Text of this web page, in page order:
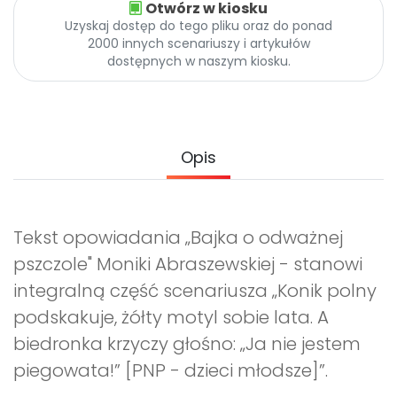
Archiwalne numery
Pomoc
Promocje
Otwórz w kiosku
Uzyskaj dostęp do tego pliku oraz do ponad
2000 innych scenariuszy i artykułów
dostępnych w naszym kiosku.
Opis
Tekst opowiadania „Bajka o odważnej
pszczole" Moniki Abraszewskiej - stanowi
integralną część scenariusza „Konik polny
podskakuje, żółty motyl sobie lata. A
biedronka krzyczy głośno: „Ja nie jestem
piegowata!” [PNP - dzieci młodsze]”.